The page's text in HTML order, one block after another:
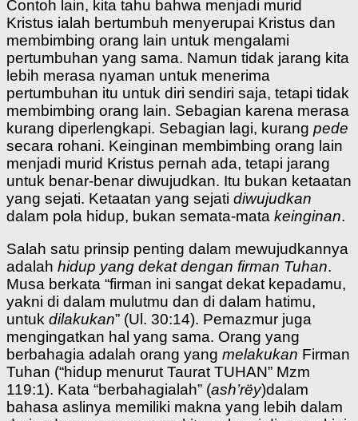
Contoh lain, kita tahu bahwa menjadi murid
Kristus ialah bertumbuh menyerupai Kristus dan
membimbing orang lain untuk mengalami
pertumbuhan yang sama. Namun tidak jarang kita
lebih merasa nyaman untuk menerima
pertumbuhan itu untuk diri sendiri saja, tetapi tidak
membimbing orang lain. Sebagian karena merasa
kurang diperlengkapi. Sebagian lagi, kurang pede
secara rohani. Keinginan membimbing orang lain
menjadi murid Kristus pernah ada, tetapi jarang
untuk benar-benar diwujudkan. Itu bukan ketaatan
yang sejati. Ketaatan yang sejati diwujudkan
dalam pola hidup, bukan semata-mata keinginan.
Salah satu prinsip penting dalam mewujudkannya
adalah hidup yang dekat dengan firman Tuhan.
Musa berkata “firman ini sangat dekat kepadamu,
yakni di dalam mulutmu dan di dalam hatimu,
untuk dilakukan” (Ul. 30:14). Pemazmur juga
mengingatkan hal yang sama. Orang yang
berbahagia adalah orang yang melakukan Firman
Tuhan (“hidup menurut Taurat TUHAN” Mzm
119:1). Kata “berbahagialah” (ash’rëy)dalam
bahasa aslinya memiliki makna yang lebih dalam